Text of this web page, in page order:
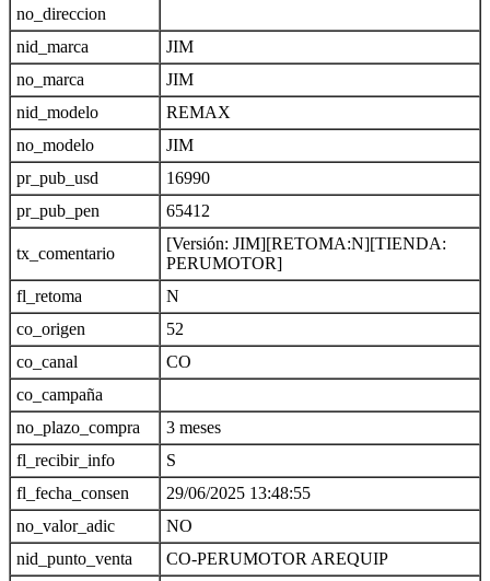
no_direccion
nid_marca
JIM
no_marca
JIM
nid_modelo
REMAX
no_modelo
JIM
pr_pub_usd
16990
pr_pub_pen
65412
tx_comentario
[Versión: JIM][RETOMA:N][TIENDA:
PERUMOTOR]
fl_retoma
N
co_origen
52
co_canal
CO
co_campaña
no_plazo_compra
3 meses
fl_recibir_info
S
fl_fecha_consen
29/06/2025 13:48:55
no_valor_adic
NO
nid_punto_venta
CO-PERUMOTOR AREQUIP